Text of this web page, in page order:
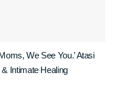
We See You.’ Atasi
Intimate Healing